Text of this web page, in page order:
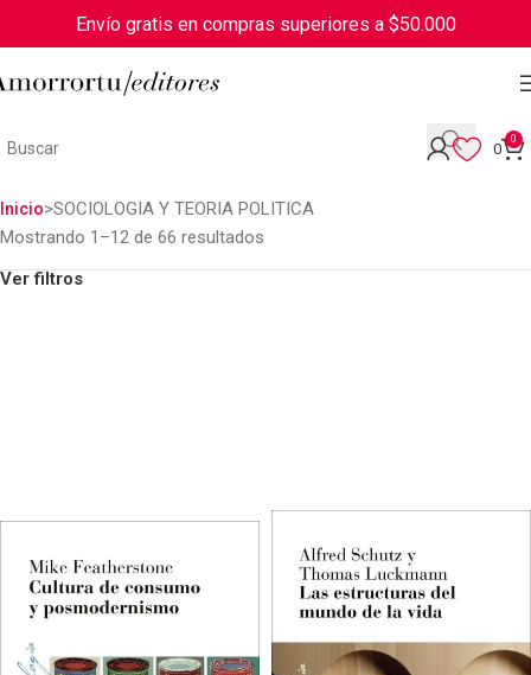
Envío gratis en compras superiores a $50.000
0
0
Inicio SOCIOLOGIA Y TEORIA POLITICA
Mostrando 1–12 de 66 resultados
Ver filtros